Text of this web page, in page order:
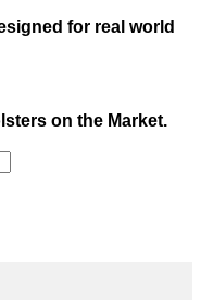
for real world
on the Market.